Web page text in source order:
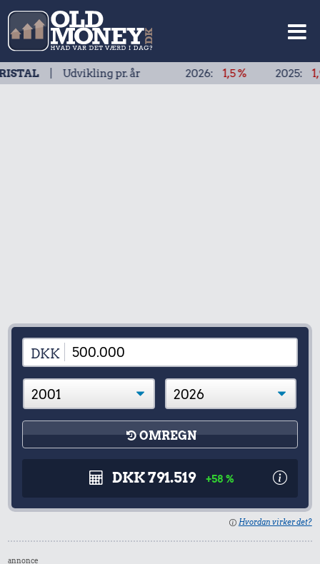
| Udvikling pr. år 1,5 % 2025: 1,9 %
DKK
OMREGN
DKK 791.519 +58 %
Hvordan virker det?
annonce